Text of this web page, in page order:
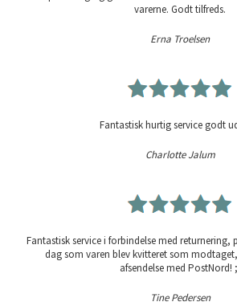
varerne. Godt tilfreds.
Erna Troelsen
Fantastisk hurtig service godt
Charlotte Jalum
Fantastisk service i forbindelse med returnering,
dag som varen blev kvitteret som
afsendelse med PostNord!
Tine Pedersen